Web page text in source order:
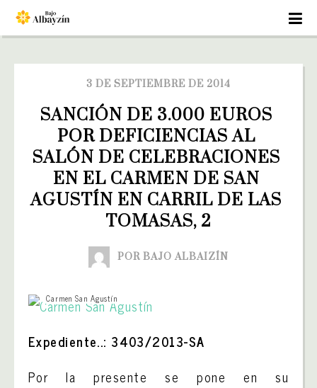
3 DE SEPTIEMBRE DE 2014
SANCIÓN DE 3.000 EUROS
POR DEFICIENCIAS AL
SALÓN DE CELEBRACIONES
EN EL CARMEN DE SAN
AGUSTÍN EN CARRIL DE LAS
TOMASAS, 2
POR BAJO ALBAIZÍN
Carmen San Agustín
Expediente..: 3403/2013-SA
Por la presente se pone en su